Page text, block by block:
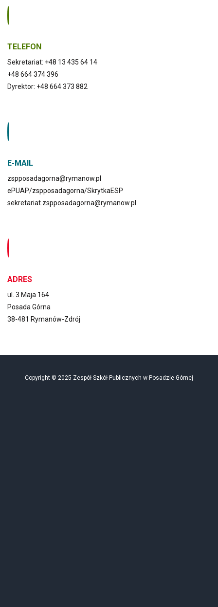
TELEFON
Sekretariat: +48 13 435 64 14
+48 664 374 396
Dyrektor: +48 664 373 882
E-MAIL
zspposadagorna@rymanow.pl
ePUAP/zspposadagorna/SkrytkaESP
sekretariat.zspposadagorna@rymanow.pl
ADRES
ul. 3 Maja 164
Posada Górna
38-481 Rymanów-Zdrój
Copyright © 2025 Zespół Szkół Publicznych w Posadzie Górnej